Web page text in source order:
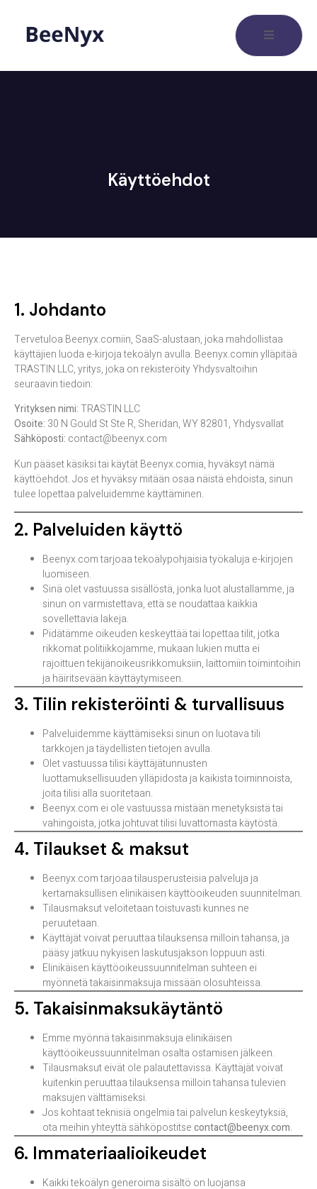
Käyttöehdot
1. Johdanto
Tervetuloa Beenyx.comiin, SaaS-alustaan, joka mahdollistaa
käyttäjien luoda e-kirjoja tekoälyn avulla. Beenyx.comin ylläpitää
TRASTIN LLC, yritys, joka on rekisteröity Yhdysvaltoihin
seuraavin tiedoin:
Yrityksen nimi:TRASTIN LLC
Osoite: 30 N Gould St Ste R, Sheridan, WY 82801, Yhdysvallat
Sähköposti: contact@beenyx.com
Kun pääset käsiksi tai käytät Beenyx.comia, hyväksyt nämä
käyttöehdot. Jos et hyväksy mitään osaa näistä ehdoista, sinun
tulee lopettaa palveluidemme käyttäminen.
2. Palveluiden käyttö
Beenyx.com tarjoaa tekoälypohjaisia työkaluja e-kirjojen
luomiseen.
Sinä olet vastuussa sisällöstä, jonka luot alustallamme, ja
sinun on varmistettava, että se noudattaa kaikkia
sovellettavia lakeja.
Pidätämme oikeuden keskeyttää tai lopettaa tilit, jotka
rikkomat politiikkojamme, mukaan lukien mutta ei
rajoittuen tekijänoikeusrikkomuksiin, laittomiin toimintoihin
ja häiritsevään käyttäytymiseen.
3. Tilin rekisteröinti & turvallisuus
Palveluidemme käyttämiseksi sinun on luotava tili
tarkkojen ja täydellisten tietojen avulla.
Olet vastuussa tilisi käyttäjätunnusten
luottamuksellisuuden ylläpidosta ja kaikista toiminnoista,
joita tilisi alla suoritetaan.
Beenyx.com ei ole vastuussa mistään menetyksistä tai
vahingoista, jotka johtuvat tilisi luvattomasta käytöstä.
4. Tilaukset & maksut
Beenyx.com tarjoaa tilausperusteisia palveluja ja
kertamaksullisen elinikäisen käyttöoikeuden suunnitelman.
Tilausmaksut veloitetaan toistuvasti kunnes ne
peruutetaan.
Käyttäjät voivat peruuttaa tilauksensa milloin tahansa, ja
pääsy jatkuu nykyisen laskutusjakson loppuun asti.
Elinikäisen käyttöoikeussuunnitelman suhteen ei
myönnetä takaisinmaksuja missään olosuhteissa.
5. Takaisinmaksukäytäntö
Emme myönnä takaisinmaksuja elinikäisen
käyttöoikeussuunnitelman osalta ostamisen jälkeen.
Tilausmaksut eivät ole palautettavissa. Käyttäjät voivat
kuitenkin peruuttaa tilauksensa milloin tahansa tulevien
maksujen välttämiseksi.
Jos kohtaat teknisiä ongelmia tai palvelun keskeytyksiä,
ota meihin yhteyttä sähköpostitsecontact@beenyx.com.
6. Immateriaalioikeudet
Kaikki tekoälyn generoima sisältö on luojansa